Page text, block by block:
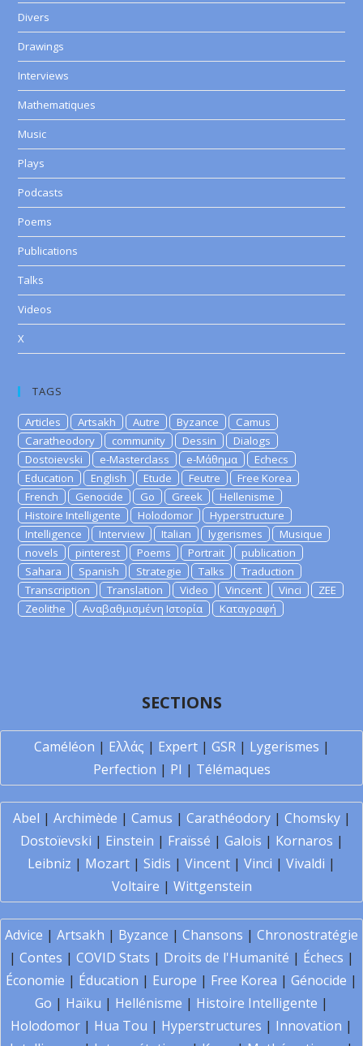
Divers
Drawings
Interviews
Mathematiques
Music
Plays
Podcasts
Poems
Publications
Talks
Videos
X
TAGS
Articles Artsakh Autre Byzance
Camus
Caratheodory
community Dessin
Dialogs
Dostoievski
e-Masterclass e-Μάθημα
Echecs
Education
English Etude Feutre
Free Korea
French
Genocide Go Greek
Hellenisme
Histoire Intelligente
Holodomor
Hyperstructure
Intelligence
Interview Italian lygerismes
Musique
novels
pinterest Poems Portrait
publication
Sahara
Spanish Strategie Talks
Traduction
Transcription
Translation Video Vincent Vinci
ZEE
Zeolithe
Αναβαθμισμένη Ιστορία Καταγραφή
SECTIONS
Caméléon | Ελλάς | Expert| GSR| Lygerismes |
Perfection | PI | Télémaques
Abel | Archimède | Camus | Carathéodory| Chomsky|
Dostoïevski | Einstein | Fraïssé | Galois | Kornaros |
Leibniz | Mozart | Sidis | Vincent | Vinci | Vivaldi |
Voltaire | Wittgenstein
Advice | Artsakh | Byzance | Chansons | Chronostratégie
| Contes | COVID Stats | Droits de l'Humanité | Échecs |
Économie | Éducation | Europe | Free Korea | Génocide |
Go | Haïku | Hellénisme | Histoire Intelligente |
Holodomor | Hua Tou | Hyperstructures | Innovation |